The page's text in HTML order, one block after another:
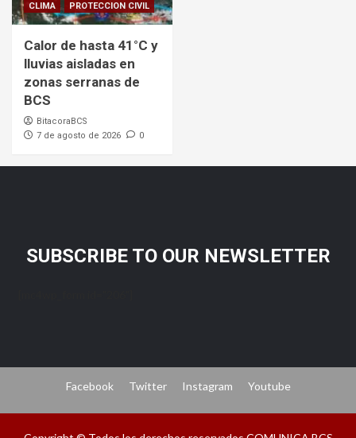
CLIMA PROTECCION CIVIL
Calor de hasta 41°C y
lluvias aisladas en
zonas serranas de
BCS
BitacoraBCS
7 de agosto de 2026
0
SUBSCRIBE TO OUR NEWSLETTER
Facebook Twitter Instagram Youtube